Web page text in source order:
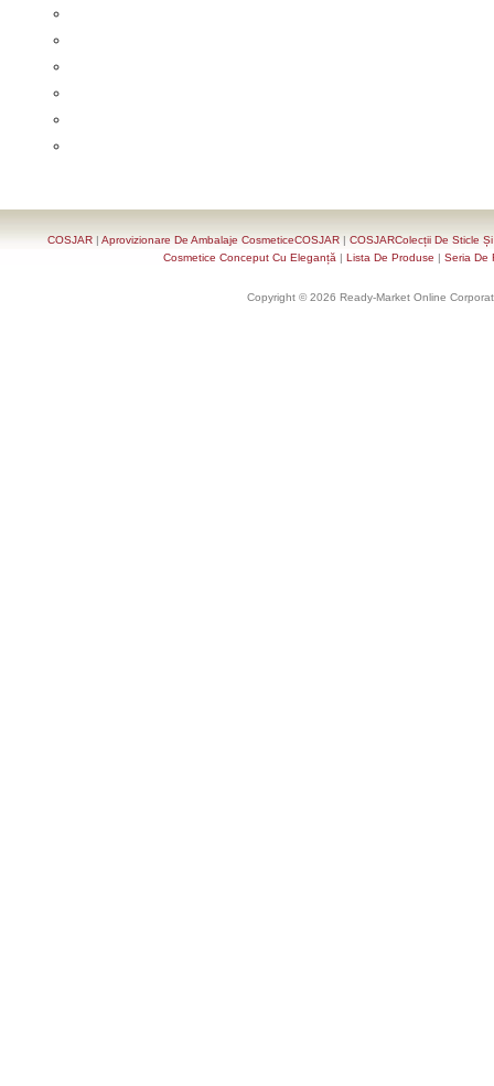
COSJAR | Aprovizionare De Ambalaje CosmeticeCOSJAR | COSJARColecții De Sticle
Cosmetice Conceput Cu Eleganță | Lista De Produse | Seria De
Copyright © 2026 Ready-Market Online